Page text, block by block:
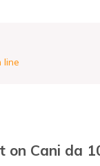
line
on Cani da